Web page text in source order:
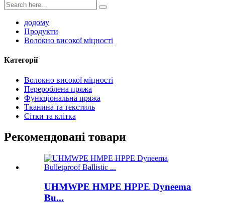
додому
Продукти
Волокно високої міцності
Категорії
Волокно високої міцності
Перероблена пряжа
Функціональна пряжа
Тканина та текстиль
Сітки та клітка
Рекомендовані товари
UHMWPE HMPE HPPE Dyneema
Bu...